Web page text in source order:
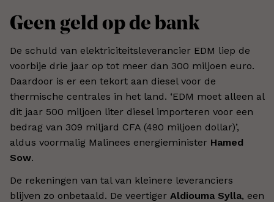
Geen geld op de bank
De schuld van elektriciteitsleverancier EDM liep de
voorbije drie jaar op tot meer dan 300 miljoen euro.
Daardoor is er een tekort aan diesel voor de
thermische centrales in het land. ‘EDM moet alleen al
dit jaar 500 miljoen liter diesel importeren voor een
bedrag van 309 miljard CFA (490 miljoen dollar)’,
aldus voormalig Malinees energieminister Hamed
Sow.
De rekeningen van tal van kleinere leveranciers
blijven zo onbetaald. De veertiger Aldiouma Sylla, een